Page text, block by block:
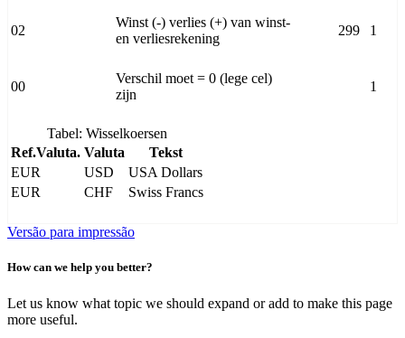
02
Winst (-) verlies (+) van winst-
en verliesrekening
299 1
00
Verschil moet = 0 (lege cel)
zijn
1
Tabel: Wisselkoersen
Ref.Valuta. Valuta
Tekst
EUR
USD
USA Dollars
EUR
CHF Swiss Francs
Versão para impressão
How can we help you better?
Let us know what topic we should expand or add to make this page
more useful.